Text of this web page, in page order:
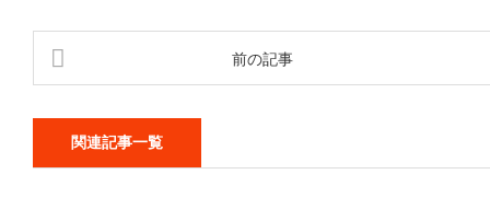
前の記事
関連記事一覧